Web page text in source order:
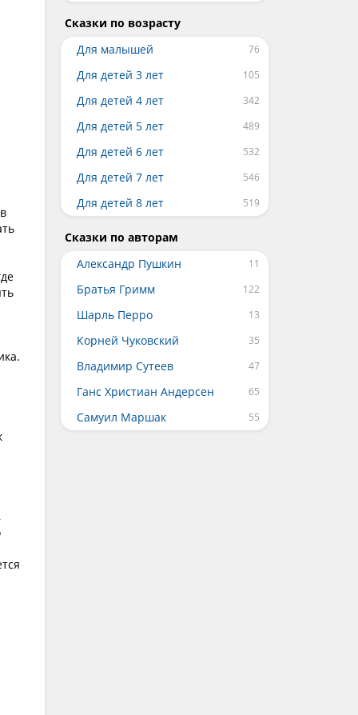
Сказки по возрасту
Для малышей
Для детей 3 лет
Для детей 4 лет
Для детей 5 лет
Для детей 6 лет
Для детей 7 лет
Для детей 8 лет
Сказки по авторам
Александр Пушкин
Братья Гримм
Шарль Перро
Корней Чуковский
Владимир Сутеев
Ганс Христиан Андерсен
Самуил Маршак